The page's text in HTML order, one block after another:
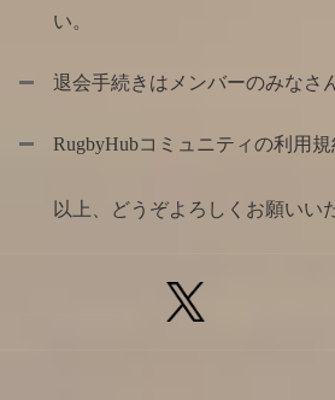
い。
退会手続きはメンバーのみなさ
RugbyHubコミュニティの利用規
以上、どうぞよろしくお願いい